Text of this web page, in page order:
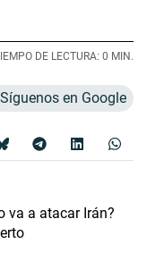
DE LECTURA: 0 MIN.
Síguenos en Google
va a atacar Irán?